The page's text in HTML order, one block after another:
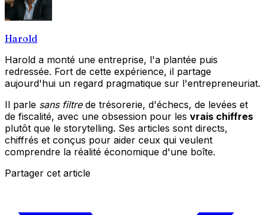
Harold
Harold a monté une entreprise, l'a plantée puis
redressée. Fort de cette expérience, il partage
aujourd'hui un regard pragmatique sur l'entrepreneuriat.
Il parle sans filtrede trésorerie, d'échecs, de levées et
de fiscalité, avec une obsession pour les vrais chiffres
plutôt que le storytelling. Ses articles sont directs,
chiffrés et conçus pour aider ceux qui veulent
comprendre la réalité économique d'une boîte.
Partager cet article